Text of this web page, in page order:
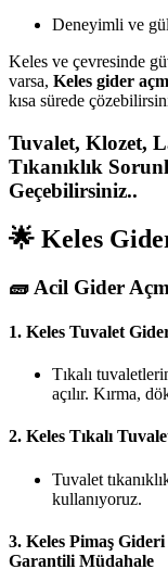
Deneyimli ve
Keles ve çevresinde
varsa, Keles gider
kısa sürede
Tuvalet, Klozet,
Tıkanıklık
Geçebilirsiniz..
🌟 Keles
🧱 Acil Gider
1. Keles Tuvalet
Tıkalı
açılır. Kırma,
2. Keles Tıkalı
Tuvalet
kullanıyoruz.
3. Keles Pimaş
Garantili Müdahale